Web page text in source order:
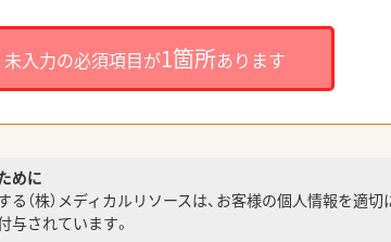
未入力の必須項目が1箇所あります
めに
（株）メディカルリソースは、お客様の個人情報を適
与されています。